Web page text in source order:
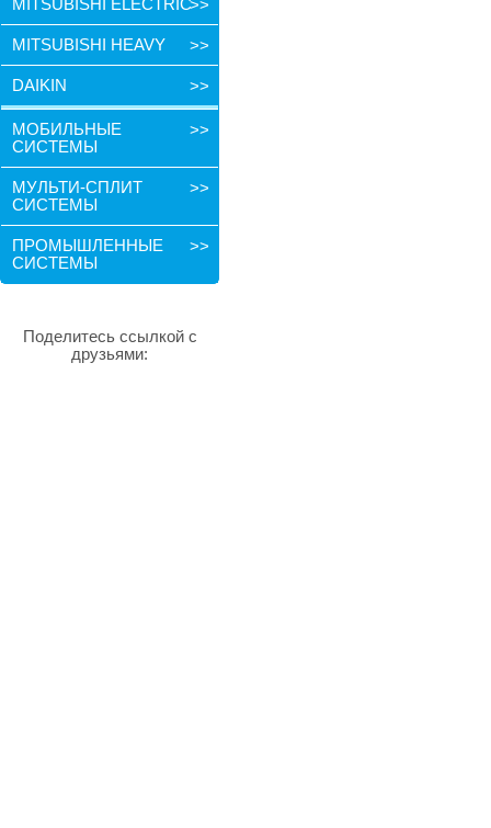
MITSUBISHI ELECTRIC>>
MITSUBISHI HEAVY >>
DAIKIN >>
МОБИЛЬНЫЕ
СИСТЕМЫ
>>
МУЛЬТИ-СПЛИТ
СИСТЕМЫ
>>
ПРОМЫШЛЕННЫЕ
СИСТЕМЫ
>>
Поделитесь ссылкой с
друзьями: